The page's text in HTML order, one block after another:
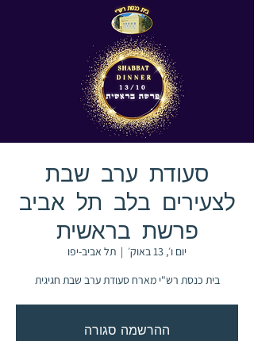
סעודת ערב שבת
לצעירים בלב תל אביב
פרשת בראשית
יום ו׳, 13 באוק׳
  |
תל אביב-יפו
בית כנסת רש"י מארח סעודת ערב שבת חגיגית
ההרשמה סגורה